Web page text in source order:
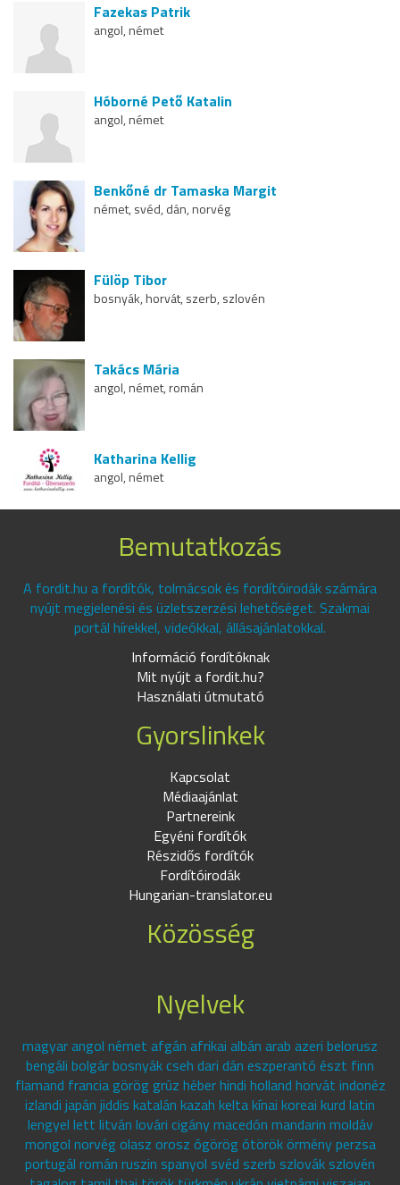
Fazekas Patrik
angol, német
Hóborné Pető Katalin
angol, német
Benkőné dr Tamaska Margit
német, svéd, dán, norvég
Fülöp Tibor
bosnyák, horvát, szerb, szlovén
Takács Mária
angol, német, román
Katharina Kellig
angol, német
Bemutatkozás
A fordit.hu a fordítók, tolmácsok és fordítóirodák számára
nyújt megjelenési és üzletszerzési lehetőséget. Szakmai
portál hírekkel, videókkal, állásajánlatokkal.
Információ fordítóknak
Mit nyújt a fordit.hu?
Használati útmutató
Gyorslinkek
Kapcsolat
Médiaajánlat
Partnereink
Egyéni fordítók
Részidős fordítók
Fordítóirodák
Hungarian-translator.eu
Közösség
Nyelvek
magyar angol német afgán afrikai albán arab azeri belorusz
bengáli bolgár bosnyák cseh dari dán eszperantó észt finn
flamand francia görög grúz héber hindi holland horvát indonéz
izlandi japán jiddis katalán kazah kelta kínai koreai kurd latin
lengyel lett litván lovári cigány macedón mandarin moldáv
mongol norvég olasz orosz ógörög ótörök örmény perzsa
portugál román ruszin spanyol svéd szerb szlovák szlovén